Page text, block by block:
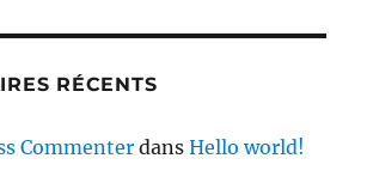
RÉCENTS
Commenter dansHello world!